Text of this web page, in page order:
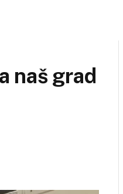
naš grad